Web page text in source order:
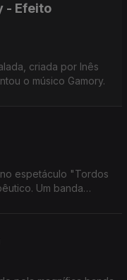
- Efeito
criada por Inês
o músico Gamory.
espetáculo "Tordos
Um banda